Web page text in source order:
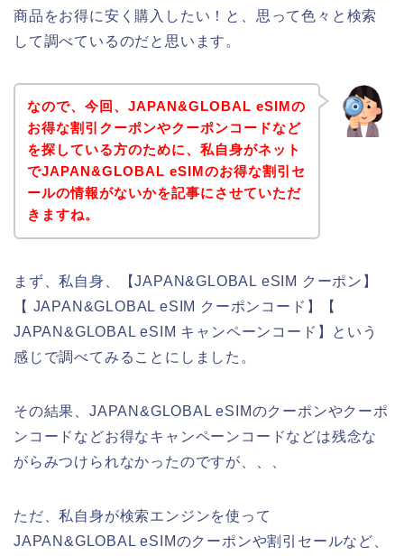
商品をお得に安く購入したい！と、思って色々と検索
して調べているのだと思います。
なので、今回、JAPAN&GLOBAL eSIMの
お得な割引クーポンやクーポンコードなど
を探している方のために、私自身がネット
でJAPAN&GLOBAL eSIMのお得な割引セ
ールの情報がないかを記事にさせていただ
きますね。
まず、私自身、【JAPAN&GLOBAL eSIM クーポン】
【 JAPAN&GLOBAL eSIM クーポンコード】【
JAPAN&GLOBAL eSIM キャンペーンコード】という
感じで調べてみることにしました。
その結果、JAPAN&GLOBAL eSIMのクーポンやクーポ
ンコードなどお得なキャンペーンコードなどは残念な
がらみつけられなかったのですが、、、
ただ、私自身が検索エンジンを使って
JAPAN&GLOBAL eSIMのクーポンや割引セールなど、